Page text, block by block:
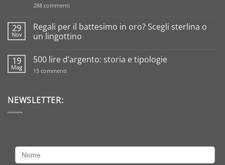
288 commenti
da
investimento:
come
29
Nov
Regali per il battesimo in oro? Scegli sterlina o
un lingottino
su
per
oro?
Scegli
19
Mag
500 lire d’argento: storia e tipologie
15 commenti
NEWSLETTER: